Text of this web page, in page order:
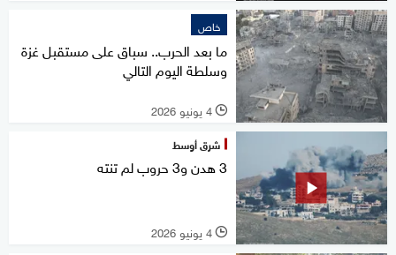
خاص
ما بعد الحرب.. سباق على مستقبل غزة
وسلطة اليوم التالي
l 4 يونيو 2026
شرق أوسط
3 هدن و3 حروب لم تنته
l 4 يونيو 2026